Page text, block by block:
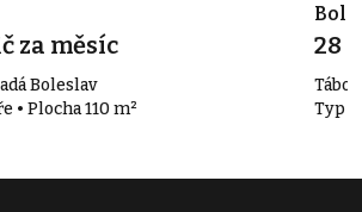
za měsíc
Boleslav
• Plocha 110 m²
28
Typ